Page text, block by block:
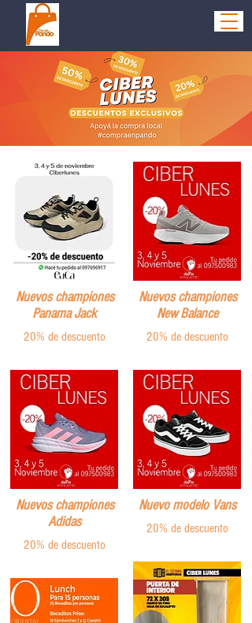
Nuevos championes
Panama Jack
20% de descuento
Nuevos championes
Adidas
20% de descuento
Nuevos championes
New Balance
20% de descuento
Nuevo modelo Vans
20% de descuento